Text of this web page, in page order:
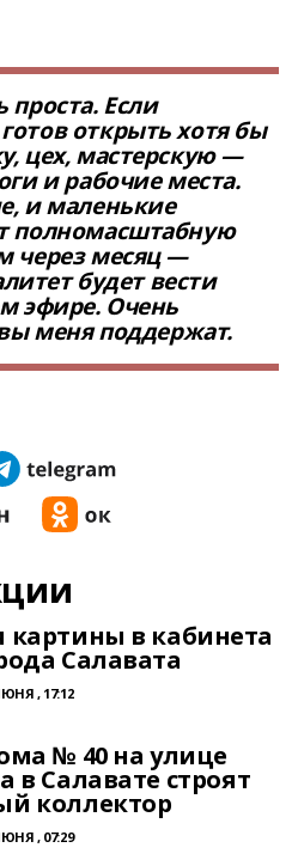
Если
открыть хотя бы
цех, мастерскую —
и рабочие места.
и маленькие
полномасштабную
через месяц —
будет вести
эфире. Очень
меня поддержат.
картины в кабинета
Салавата
, 17:12
№ 40 на улице
в Салавате строят
коллектор
, 07:29